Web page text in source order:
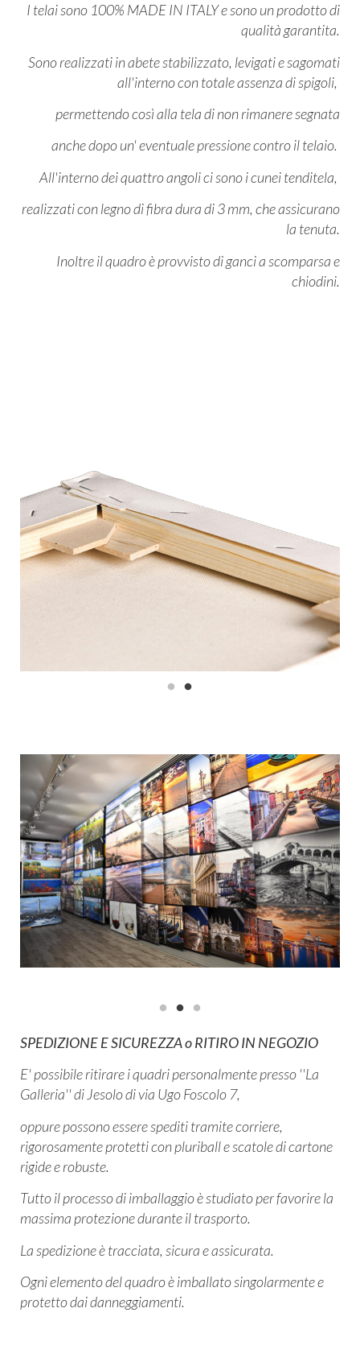
I telai sono 100% MADE IN ITALY e sono un prodotto di
qualità garantita.
Sono realizzati in abete stabilizzato, levigati e sagomati
all'interno con totale assenza di spigoli,
permettendo così alla tela di non rimanere segnata
anche dopo un' eventuale pressione contro il telaio.
All'interno dei quattro angoli ci sono i cunei tenditela,
realizzati con legno di fibra dura di 3 mm, che assicurano
la tenuta.
Inoltre il quadro è provvisto di ganci a scomparsa e
chiodini.
SPEDIZIONE E SICUREZZA o RITIRO IN NEGOZIO
E' possibile ritirare i quadri personalmente presso ''La
Galleria'' di Jesolo di via Ugo Foscolo 7,
oppure possono essere spediti tramite corriere,
rigorosamente protetti con pluriball e scatole di cartone
rigide e robuste.
Tutto il processo di imballaggio è studiato per favorire la
massima protezione durante il trasporto.
La spedizione è tracciata, sicura e assicurata.
Ogni elemento del quadro è imballato singolarmente e
protetto dai danneggiamenti.